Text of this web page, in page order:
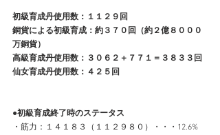
初級育成丹使用数：１１２９回
銅貨による初級育成：約３７０回（約２億８０００
万銅貨）
高級育成丹使用数：３０６２＋７７１＝３８３３回
仙女育成丹使用数：４２５回
●初級育成終了時のステータス
・筋力：１４１８３（１１２９８０）・・・12.6%